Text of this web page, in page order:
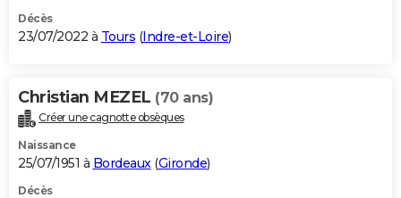
Décès
23/07/2022 à Tours (Indre-et-Loire)
Christian MEZEL (70 ans)
Créer une cagnotte obsèques
Naissance
25/07/1951 à Bordeaux (Gironde)
Décès